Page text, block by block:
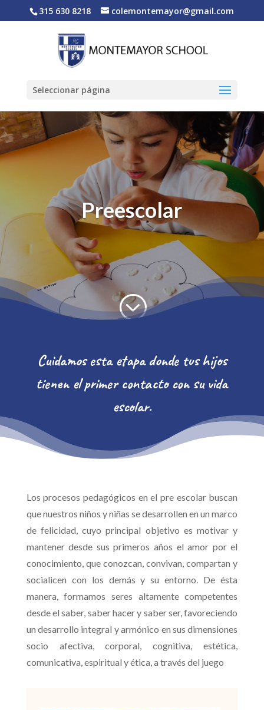
315 630 8218 colemontemayor@gmail.com
Seleccionar página
Preescolar
;
Cuidamos esta etapa donde tus hijos
tienen el primer contacto con su vida
escolar.
Los procesos pedagógicos en el pre escolar buscan
que nuestros niños y niñas se desarrollen en un marco
de felicidad, cuyo principal objetivo es motivar y
mantener desde sus primeros años el amor por el
conocimiento, que conozcan, convivan, compartan y
socialicen con los demás y su entorno. De ésta
manera, formamos seres altamente competentes
desde el saber, saber hacer y saber ser, favoreciendo
un desarrollo integral y armónico en sus dimensiones
socio afectiva, corporal, cognitiva, estética,
comunicativa, espiritual y ética, a través del juego